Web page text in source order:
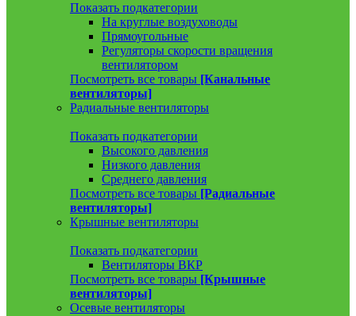
Показать подкатегории
На круглые воздуховоды
Прямоугольные
Регуляторы скорости вращения
вентилятором
Посмотреть все товары [Канальные
вентиляторы]
Радиальные вентиляторы
Показать подкатегории
Высокого давления
Низкого давления
Среднего давления
Посмотреть все товары [Радиальные
вентиляторы]
Крышные вентиляторы
Показать подкатегории
Вентиляторы ВКР
Посмотреть все товары [Крышные
вентиляторы]
Осевые вентиляторы